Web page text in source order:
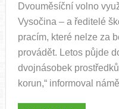
Dvouměsíční volno
Vysočina – a ředitelé
pracím, které nelze za
provádět. Letos půjde
dvojnásobek
korun,“ informoval